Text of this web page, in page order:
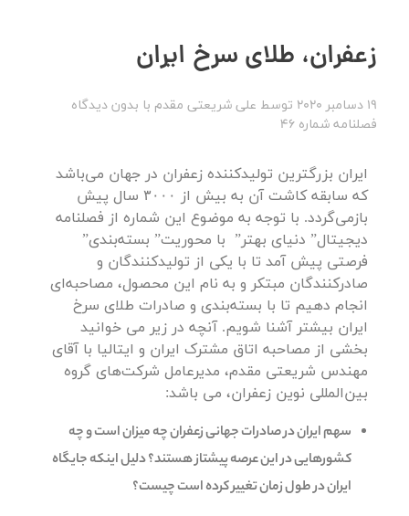
زعفران، طلای سرخ ایران
19 دسامبر 2020 توسط علی شریعتی مقدم با بدون دیدگاه
فصلنامه شماره 46
ایران بزرگترین تولیدکننده زعفران در جهان می‌باشد
که سابقه کاشت آن به بیش از ۳۰۰۰ سال پیش
بازمی‌گردد. با توجه به موضوع این شماره از فصلنامه
دیجیتال” دنیای بهتر” با محوریت” بسته‌بندی”
فرصتی پیش آمد تا با یکی از تولیدکنندگان و
صادرکنندگان مبتکر و به نام این محصول، مصاحبه‌ای
انجام دهیم تا با بسته‌بندی و صادرات طلای سرخ
ایران بیشتر آشنا شویم. آنچه در زیر می خوانید
بخشی از مصاحبه اتاق مشترک ایران و ایتالیا با آقای
مهندس شریعتی مقدم، مدیرعامل شرکت‌های گروه
بین‌المللی نوین زعفران، می باشد:
سهم ایران در صادرات جهانی زعفران چه میزان است و چه
کشورهایی در این عرصه پیشتاز هستند؟ دلیل اینکه جایگاه
ایران در طول زمان تغییر کرده است چیست؟